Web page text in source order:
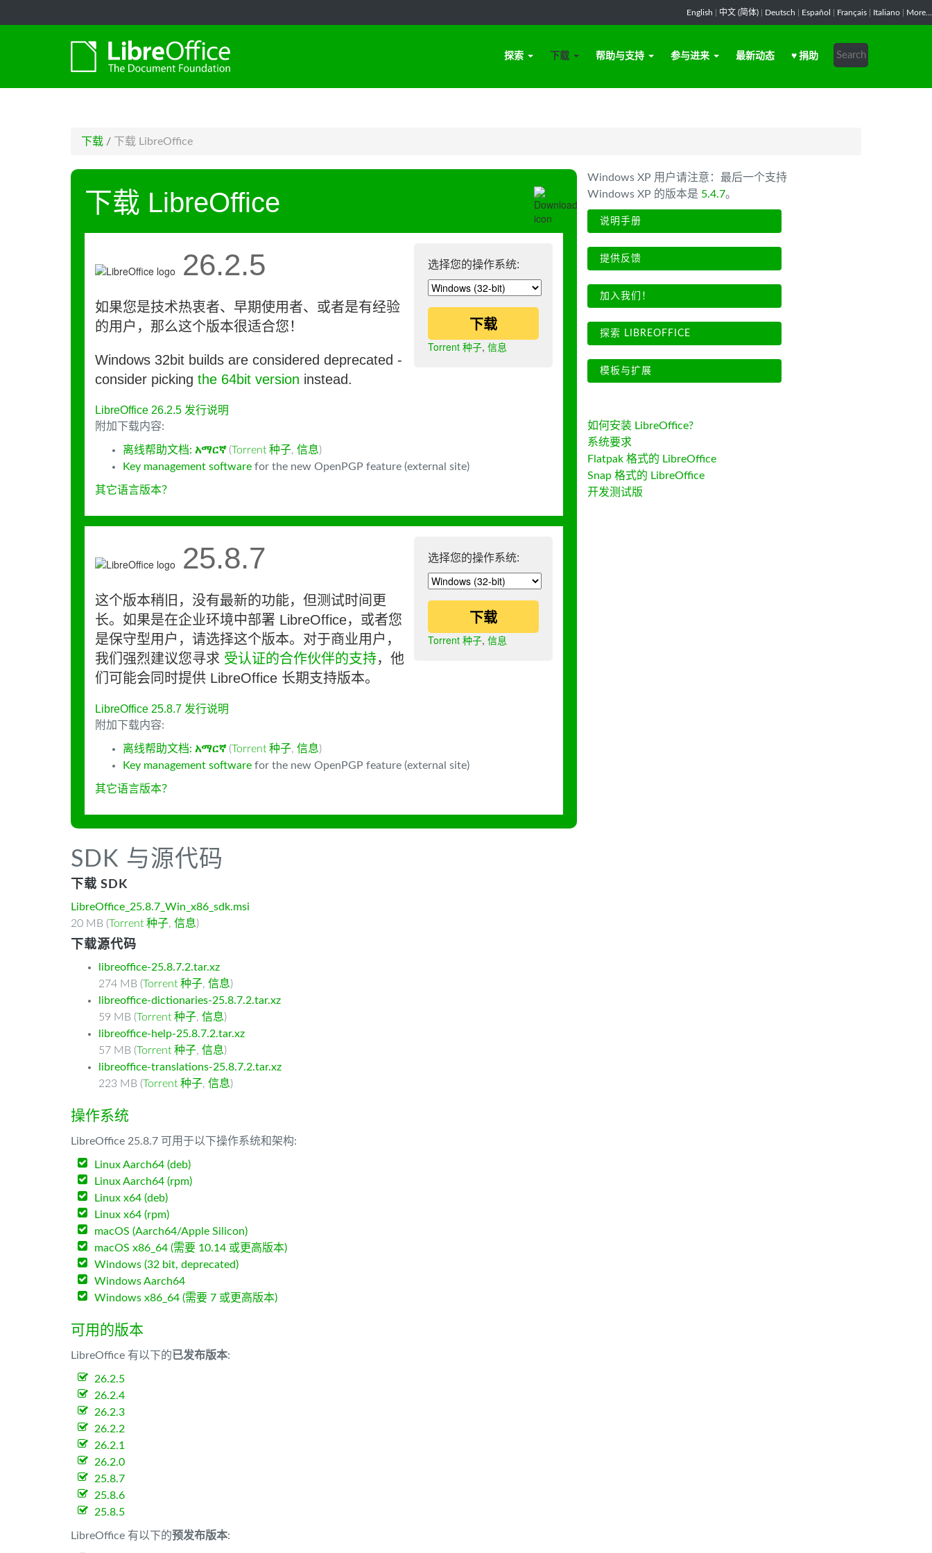
English 中文 (简体) Deutsch Español Français Italiano More...
探索 下载 帮助与支持 参与进来 最新动态 ♥ 捐助
下载 / 下载 LibreOffice
下载 LibreOffice
选择您的操作系统:
下载
Torrent 种子, 信息
26.2.5
如果您是技术热衷者、早期使用者、或者是有经验
的用户，那么这个版本很适合您！
Windows 32bit builds are considered deprecated -
consider picking the 64bit version instead.
LibreOffice 26.2.5 发行说明
附加下载内容:
离线帮助文档: አማርኛ (Torrent 种子, 信息)
Key management software for the new OpenPGP feature (external site)
其它语言版本？
选择您的操作系统:
下载
Torrent 种子, 信息
25.8.7
这个版本稍旧，没有最新的功能，但测试时间更
长。如果是在企业环境中部署 LibreOffice，或者您
是保守型用户，请选择这个版本。对于商业用户，
我们强烈建议您寻求 受认证的合作伙伴的支持，他
们可能会同时提供 LibreOffice 长期支持版本。
LibreOffice 25.8.7 发行说明
附加下载内容:
离线帮助文档: አማርኛ (Torrent 种子, 信息)
Key management software for the new OpenPGP feature (external site)
其它语言版本？
SDK 与源代码
下载 SDK
LibreOffice_25.8.7_Win_x86_sdk.msi
20 MB (Torrent 种子, 信息)
下载源代码
libreoffice-25.8.7.2.tar.xz
274 MB (Torrent 种子, 信息)
libreoffice-dictionaries-25.8.7.2.tar.xz
59 MB (Torrent 种子, 信息)
libreoffice-help-25.8.7.2.tar.xz
57 MB (Torrent 种子, 信息)
libreoffice-translations-25.8.7.2.tar.xz
223 MB (Torrent 种子, 信息)
操作系统
LibreOffice 25.8.7 可用于以下操作系统和架构:
Linux Aarch64 (deb)
Linux Aarch64 (rpm)
Linux x64 (deb)
Linux x64 (rpm)
macOS (Aarch64/Apple Silicon)
macOS x86_64 (需要 10.14 或更高版本)
Windows (32 bit, deprecated)
Windows Aarch64
Windows x86_64 (需要 7 或更高版本)
可用的版本
LibreOffice 有以下的已发布版本:
26.2.5
26.2.4
26.2.3
26.2.2
26.2.1
26.2.0
25.8.7
25.8.6
25.8.5
LibreOffice 有以下的预发布版本:
Windows XP 用户请注意：最后一个支持
Windows XP 的版本是 5.4.7。
说明手册
提供反馈
加入我们！
探索 LIBREOFFICE
模板与扩展
如何安装 LibreOffice?
系统要求
Flatpak 格式的 LibreOffice
Snap 格式的 LibreOffice
开发测试版